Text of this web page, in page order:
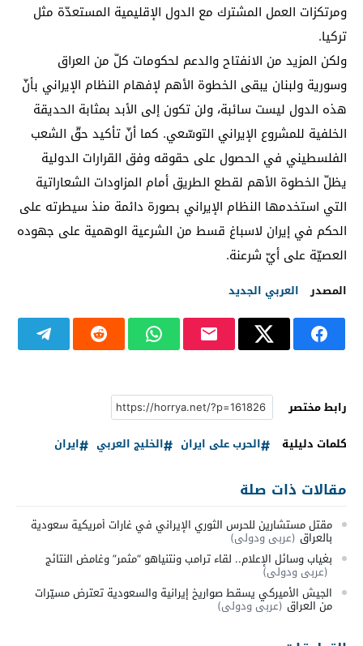
ومرتكزات العمل المشترك مع الدول الإقليمية المستعدّة مثل
تركيا.
ولكن المزيد من الانفتاح والدعم لحكومات كلّ من العراق
وسورية ولبنان يبقى الخطوة الأهم لإفهام النظام الإيراني بأنّ
هذه الدول ليست سائبة، ولن تكون إلى الأبد بمثابة الحديقة
الخلفية للمشروع الإيراني التوسّعي. كما أنّ تأكيد حقّ الشعب
الفلسطيني في الحصول على حقوقه وفق القرارات الدولية
يظلّ الخطوة الأهم لقطع الطريق أمام المزاودات الشعاراتية
التي استخدمها النظام الإيراني بصورة دائمة منذ سيطرته على
الحكم في إيران لاسباغ قسط من الشرعية الوهمية على جهوده
العصيّة على أيّ شرعنة.
المصدر العربي الجديد
رابط مختصر
كلمات دليلية
الحرب على ايران الخليج العربي ايران
مقالات ذات صلة
مقتل مستشارين للحرس الثوري الإيراني في غارات أمريكية سعودية
بالعراق (عربي ودولي)
بغياب وسائل الإعلام.. لقاء ترامب ونتنياهو “مثمر” وغامض النتائج
(عربي ودولي)
الجيش الأميركي يسقط صواريخ إيرانية والسعودية تعترض مسيّرات
من العراق (عربي ودولي)